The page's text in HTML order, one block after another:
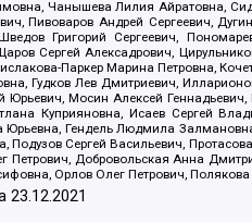
Чанышева Лилия Айратовна,
Пивоваров Андрей Сергеевич,
Григорий Сергеевич,
Сергей Алексадрович,
Паркер Марина Петровна,
Гудков Лев Дмитриевич,
Мосин Алексей
Куприяновна, Исаев Сергей
Гендель Людмила
Сергей Васильевич,
Добровольская Анна
Орлов Олег Петрович,
23.12.2021